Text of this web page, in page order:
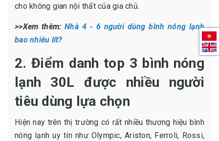
cho không gian nội thất của gia chủ.
>>Xem thêm: Nhà 4 - 6 người dùng bình nóng lạnh
bao nhiêu lít?
2. Điểm danh top 3 bình nóng
lạnh 30L được nhiều người
tiêu dùng lựa chọn
Hiện nay trên thị trường có rất nhiều thương hiệu bình
nóng lạnh uy tín như Olympic, Ariston, Ferroli, Rossi,